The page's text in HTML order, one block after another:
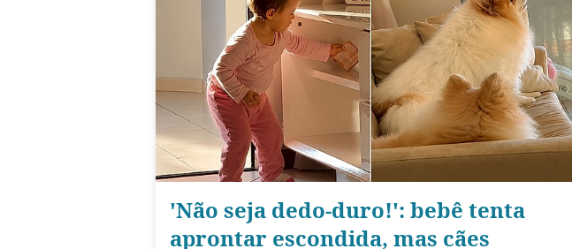
'Não seja dedo-duro!': bebê tenta
aprontar escondida, mas cães